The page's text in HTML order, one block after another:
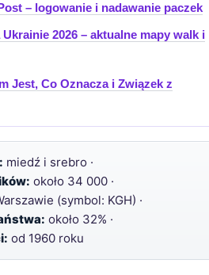
– logowanie i nadawanie paczek
2026 – aktualne mapy walk i
Jest, Co Oznacza i Związek z
miedź i srebro ·
około 34 000 ·
(symbol: KGH) ·
około 32% ·
od 1960 roku